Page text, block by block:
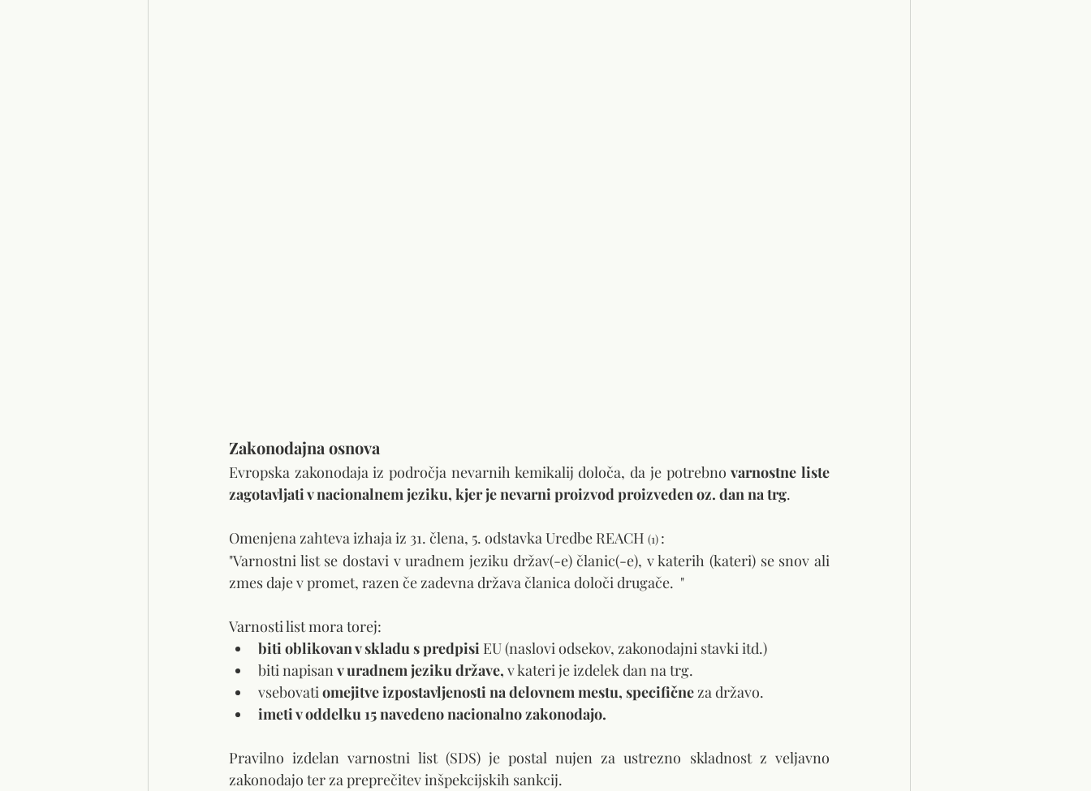
Zakonodajna osnova
Evropska zakonodaja iz področja nevarnih kemikalij določa, da je potrebno varnostne liste
zagotavljati v nacionalnem jeziku, kjer je nevarni proizvod proizveden oz. dan na trg.
Omenjena zahteva izhaja iz 31. člena, 5. odstavka Uredbe REACH (1) :
"Varnostni list se dostavi v uradnem jeziku držav(-e) članic(-e), v katerih (kateri) se snov ali
zmes daje v promet, razen če zadevna država članica določi drugače.  "
Varnosti list mora torej:
biti oblikovan v skladu s predpisi EU (naslovi odsekov, zakonodajni stavki itd.)
biti napisan v uradnem jeziku države, v kateri je izdelek dan na trg.
vsebovati omejitve izpostavljenosti na delovnem mestu, specifične za državo.
imeti v oddelku 15 navedeno nacionalno zakonodajo.
Pravilno izdelan varnostni list (SDS) je postal nujen za ustrezno skladnost z veljavno
zakonodajo ter za preprečitev inšpekcijskih sankcij.